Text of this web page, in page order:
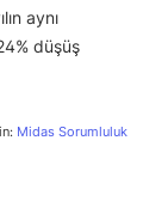
aynı
düşüş
Midas Sorumluluk